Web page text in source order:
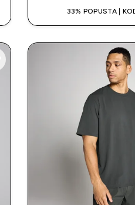
33% POPUSTA |